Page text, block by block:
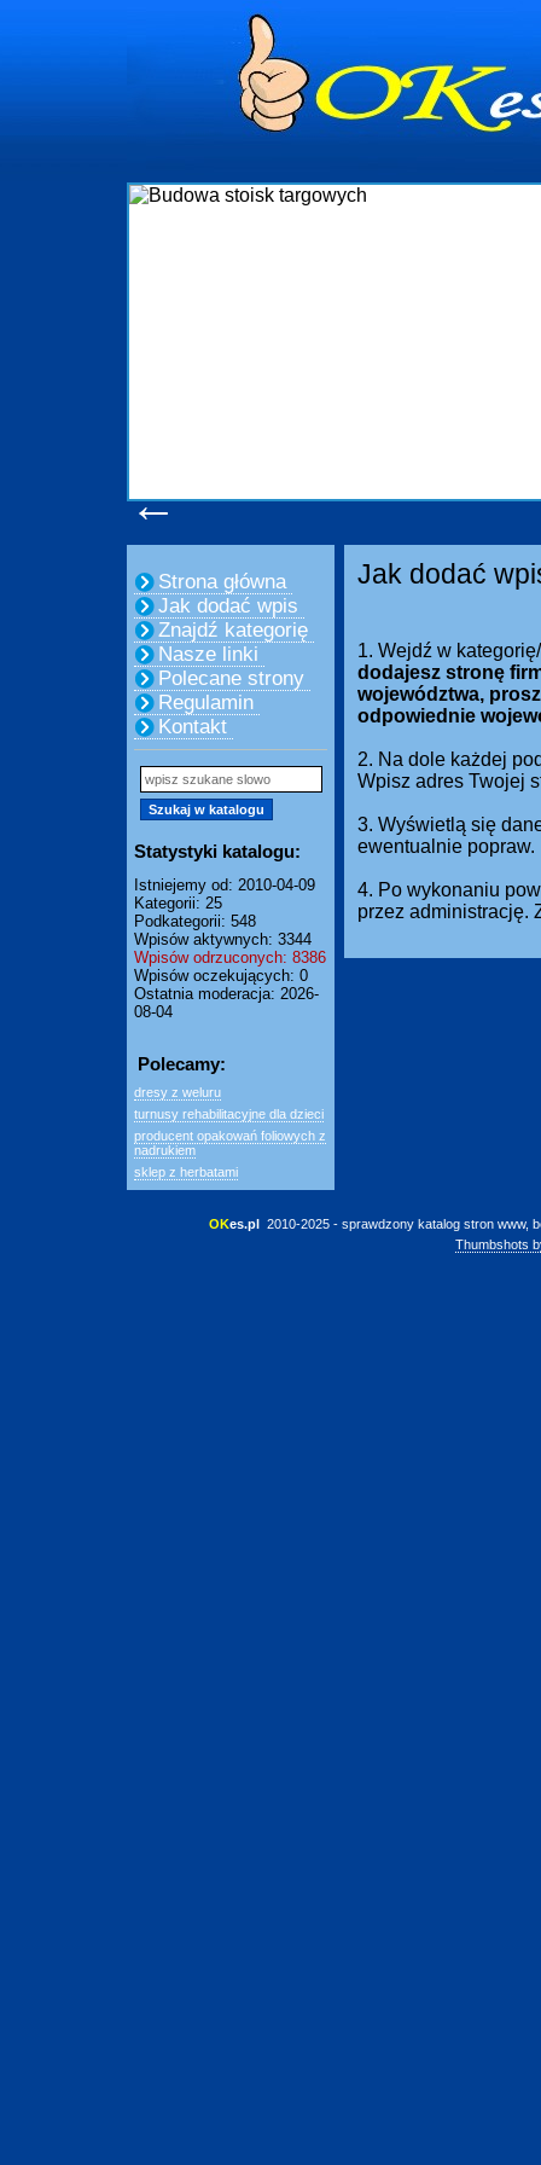
←
Strona główna
Jak dodać wpis
Znajdź kategorię
Nasze linki
Polecane strony
Regulamin
Kontakt
Statystyki katalogu:
Istniejemy od: 2010-04-09
Kategorii: 25
Podkategorii: 548
Wpisów aktywnych: 3344
Wpisów odrzuconych: 8386
Wpisów oczekujących: 0
Ostatnia moderacja: 2026-
08-04
Polecamy:
dresy z weluru
turnusy rehabilitacyjne dla dzieci
producent opakowań foliowych z
nadrukiem
sklep z herbatami
Jak dodać
1. Wejdź w
dodajesz stronę
województwa,
odpowiednie
2. Na dole każdej
Wpisz adres Twojej
3. Wyświetlą się
ewentualnie popraw.
4. Po wykonaniu
przez administrację.
OKes.pl 2010-2025 - sprawdzony katalog stron www,
Thumbshots